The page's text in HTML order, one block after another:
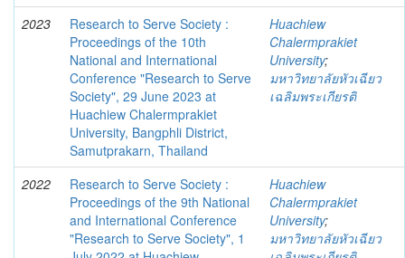
2023
Research to Serve Society :
Proceedings of the 10th
National and International
Conference "Research to Serve
Society", 29 June 2023 at
Huachiew Chalermprakiet
University, Bangphli District,
Samutprakarn, Thailand
Huachiew
Chalermprakiet
University;
มหาวิทยาลัยหัวเฉียว
เฉลิมพระเกียรติ
2022
Research to Serve Society :
Proceedings of the 9th National
and International Conference
"Research to Serve Society", 1
Huachiew
Chalermprakiet
University;
มหาวิทยาลัยหัวเฉียว